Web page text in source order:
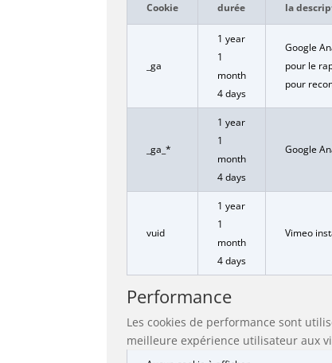
Cookie durée la
_ga
1 year
1
month
4 days
Google
pour le
pour
_ga_*
1 year
1
month
4 days
Google
vuid
1 year
1
month
4 days
Vimeo
Performance
Les cookies de performance sont
meilleure expérience utilisateur aux